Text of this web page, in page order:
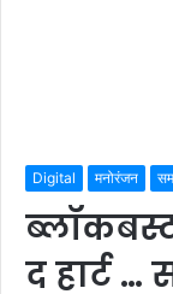
Digital मनोरंजन
द हार्ट